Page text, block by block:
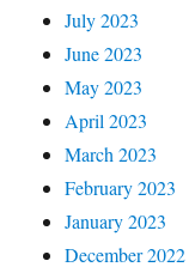
July 2023
June 2023
May 2023
April 2023
March 2023
February 2023
January 2023
December 2022